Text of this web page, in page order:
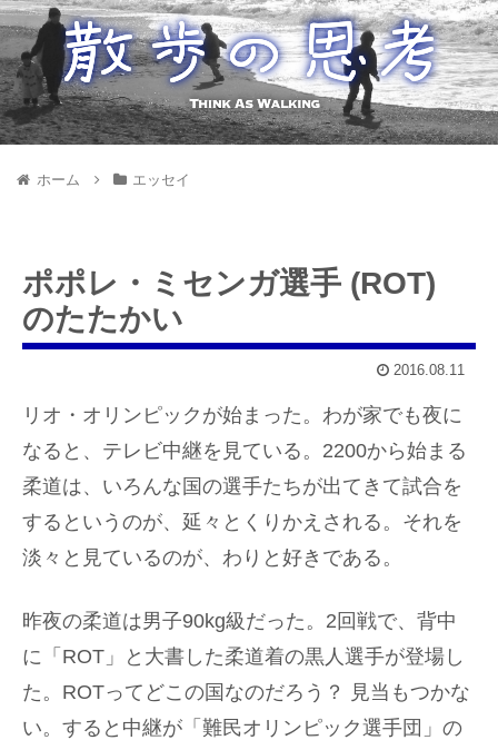
ホーム エッセイ
ポポレ・ミセンガ選手 (ROT)
のたたかい
2016.08.11
リオ・オリンピックが始まった。わが家でも夜に
なると、テレビ中継を見ている。2200から始まる
柔道は、いろんな国の選手たちが出てきて試合を
するというのが、延々とくりかえされる。それを
淡々と見ているのが、わりと好きである。
昨夜の柔道は男子90kg級だった。2回戦で、背中
に「ROT」と大書した柔道着の黒人選手が登場し
た。ROTってどこの国なのだろう？ 見当もつかな
い。すると中継が「難民オリンピック選手団」の